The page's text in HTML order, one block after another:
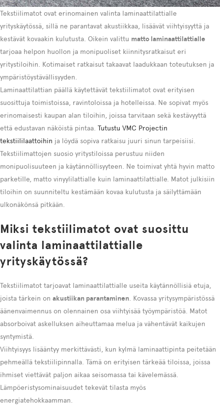
Tekstiilimatot ovat erinomainen valinta laminaattilattialle
yrityskäytössä, sillä ne parantavat akustiikkaa, lisäävät viihtyisyyttä ja
kestävät kovaakin kulutusta. Oikein valittu matto laminaattilattialle
tarjoaa helpon huollon ja monipuoliset kiinnitysratkaisut eri
yritystiloihin. Kotimaiset ratkaisut takaavat laadukkaan toteutuksen ja
ympäristöystävällisyyden.
Laminaattilattian päällä käytettävät tekstiilimatot ovat erityisen
suosittuja toimistoissa, ravintoloissa ja hotelleissa. Ne sopivat myös
erinomaisesti kaupan alan tiloihin, joissa tarvitaan sekä kestävyyttä
että edustavan näköistä pintaa. Tutustu VMC Projectin
tekstiililaattoihin ja löydä sopiva ratkaisu juuri sinun tarpeisiisi.
Tekstiilimattojen suosio yritystiloissa perustuu niiden
monipuolisuuteen ja käytännöllisyyteen. Ne toimivat yhtä hyvin matto
parketille, matto vinyylilattialle kuin laminaattilattialle. Matot julkisiin
tiloihin on suunniteltu kestämään kovaa kulutusta ja säilyttämään
ulkonäkönsä pitkään.
Miksi tekstiilimatot ovat suosittu
valinta laminaattilattialle
yrityskäytössä?
Tekstiilimatot tarjoavat laminaattilattialle useita käytännöllisiä etuja,
joista tärkein on akustiikan parantaminen . Kovassa yritysympäristössä
äänenvaimennus on olennainen osa viihtyisää työympäristöä. Matot
absorboivat askelluksen aiheuttamaa melua ja vähentävät kaikujen
syntymistä.
Viihtyisyys lisääntyy merkittävästi, kun kylmä laminaattipinta peitetään
pehmeällä tekstiilipinnalla. Tämä on erityisen tärkeää tiloissa, joissa
ihmiset viettävät paljon aikaa seisomassa tai kävelemässä.
Lämpöeristysominaisuudet tekevät tilasta myös
energiatehokkaamman.